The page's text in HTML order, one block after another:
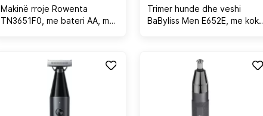
Makinë rroje Rowenta
TN3651F0, me bateri AA, me
Trimer hunde dhe veshi
BaByliss Men E652E, me koka